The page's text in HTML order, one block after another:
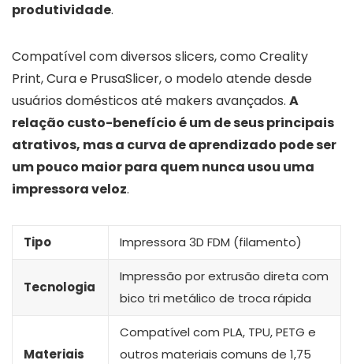
produtividade.
Compatível com diversos slicers, como Creality
Print, Cura e PrusaSlicer, o modelo atende desde
usuários domésticos até makers avançados. A
relação custo-benefício é um de seus principais
atrativos, mas a curva de aprendizado pode ser
um pouco maior para quem nunca usou uma
impressora veloz.
Tipo Impressora 3D FDM (filamento)
Tecnologia
Impressão por extrusão direta com
bico tri metálico de troca rápida
Materiais
Compatível com PLA, TPU, PETG e
outros materiais comuns de 1,75